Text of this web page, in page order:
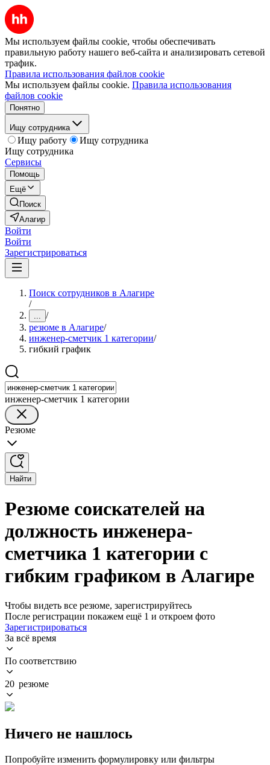
Мы используем файлы cookie, чтобы обеспечивать
правильную работу нашего веб-сайта и анализировать сетевой
трафик.
Правила использования файлов cookie
Мы используем файлы cookie. Правила использования
файлов cookie
Понятно
Ищу сотрудника
Ищу работу
Ищу сотрудника
Ищу сотрудника
Сервисы
Помощь
Ещё
Поиск
Алагир
Войти
Войти
Зарегистрироваться
Поиск сотрудников в Алагире
/
... /
резюме в Алагире/
инженер-сметчик 1 категории/
гибкий график
инженер-сметчик 1 категории
Резюме
Найти
Резюме соискателей на
должность инженера-
сметчика 1 категории с
гибким графиком в Алагире
Чтобы видеть все резюме, зарегистрируйтесь
После регистрации покажем ещё 1 и откроем фото
Зарегистрироваться
За всё время
По соответствию
20 резюме
Ничего не нашлось
Попробуйте изменить формулировку или фильтры